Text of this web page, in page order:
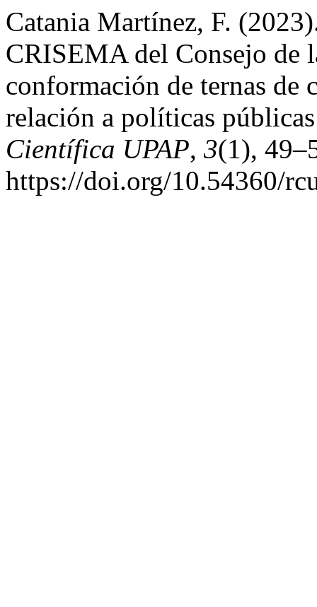
Catania Martínez, F.
CRISEMA del Consejo de
conformación de ternas de
relación a políticas
Científica UPAP, 3(1),
https://doi.org/10.54360/